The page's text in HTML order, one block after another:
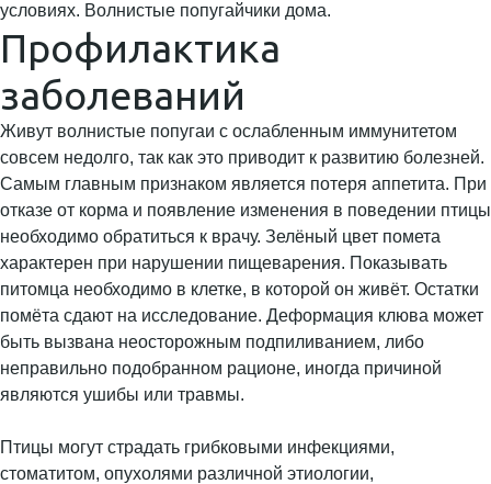
условиях. Волнистые попугайчики дома.
Профилактика
заболеваний
Живут волнистые попугаи с ослабленным иммунитетом
совсем недолго, так как это приводит к развитию болезней.
Самым главным признаком является потеря аппетита. При
отказе от корма и появление изменения в поведении птицы
необходимо обратиться к врачу. Зелёный цвет помета
характерен при нарушении пищеварения. Показывать
питомца необходимо в клетке, в которой он живёт. Остатки
помёта сдают на исследование. Деформация клюва может
быть вызвана неосторожным подпиливанием, либо
неправильно подобранном рационе, иногда причиной
являются ушибы или травмы.
Птицы могут страдать грибковыми инфекциями,
стоматитом, опухолями различной этиологии,